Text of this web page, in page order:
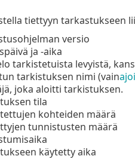
tiettyyn tarkastukseen
versio
ja -aika
tarkistetuista levyistä,
tarkistuksen nimi (vain
joka aloitti tarkistuksen.
tila
kohteiden määrä
tunnistusten määrä
käytetty aika